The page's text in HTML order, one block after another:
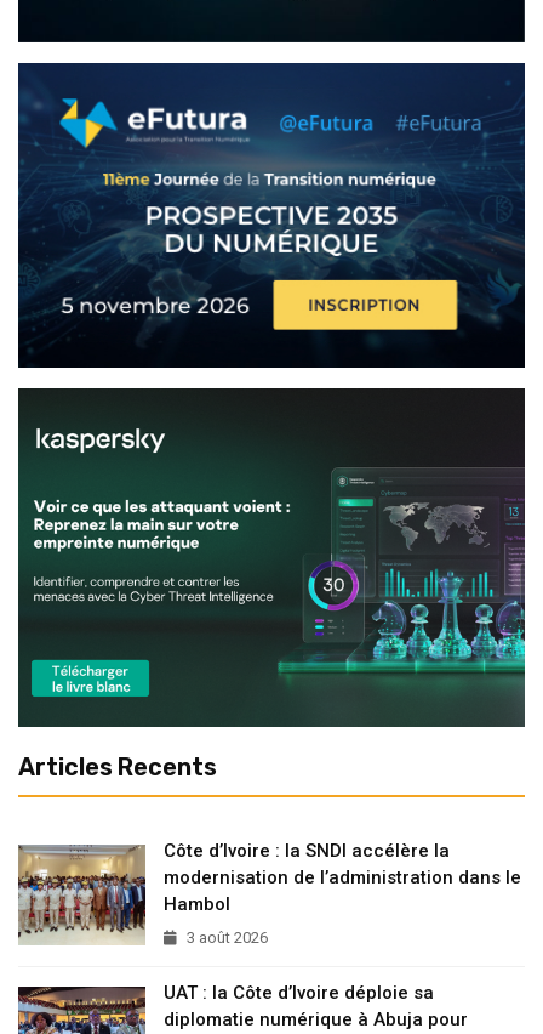
Articles Recents
Côte d’Ivoire : la SNDI accélère la
modernisation de l’administration dans le
Hambol
3 août 2026
UAT : la Côte d’Ivoire déploie sa
diplomatie numérique à Abuja pour